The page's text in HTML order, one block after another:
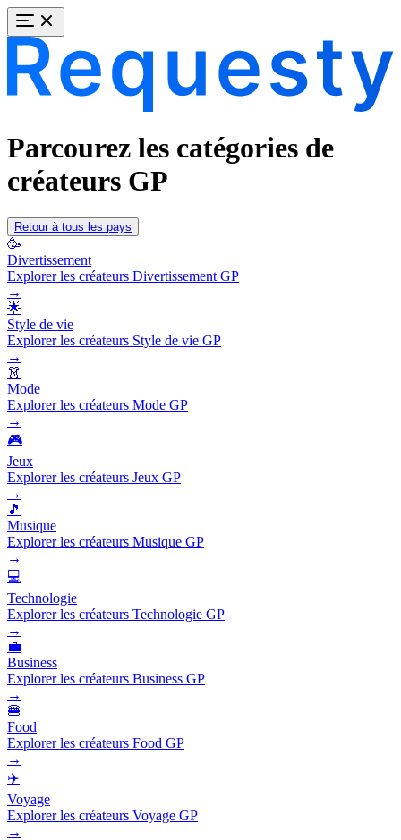
Parcourez les catégories de
créateurs GP
Retour à tous les pays
🥳
Divertissement
Explorer les créateurs Divertissement GP
→
🌟
Style de vie
Explorer les créateurs Style de vie GP
→
👗
Mode
Explorer les créateurs Mode GP
→
🎮
Jeux
Explorer les créateurs Jeux GP
→
🎵
Musique
Explorer les créateurs Musique GP
→
💻
Technologie
Explorer les créateurs Technologie GP
→
💼
Business
Explorer les créateurs Business GP
→
🍔
Food
Explorer les créateurs Food GP
→
✈️
Voyage
Explorer les créateurs Voyage GP
→